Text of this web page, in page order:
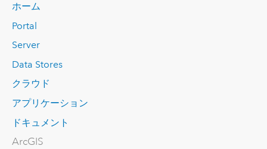
ホーム
Portal
Server
Data Stores
クラウド
アプリケーション
ドキュメント
ArcGIS